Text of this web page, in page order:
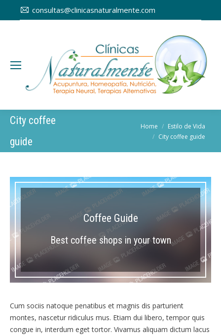
consultas@clinicasnaturalmente.com
City coffee
guide
Home
Estilo de Vida
City coffee guide
Coffee Guide
Best coffee shops in your town
Cum sociis natoque penatibus et magnis dis parturient
montes, nascetur ridiculus mus. Etiam dui libero, tempor quis
congue in, interdum eget tortor. Vivamus aliquam dictum lacus